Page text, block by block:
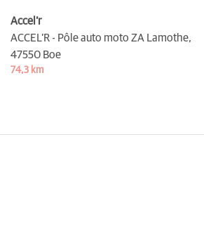
Accel’r
ACCEL’R - Pôle auto moto ZA Lamothe,
47550 Boe
74,3 km